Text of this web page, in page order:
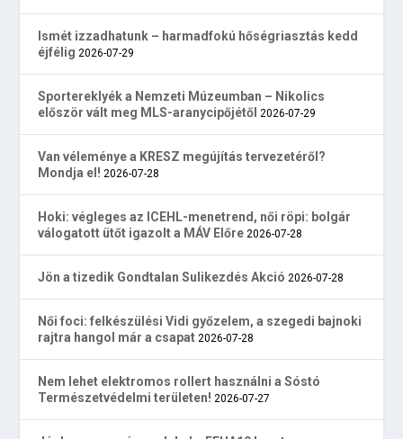
Ismét izzadhatunk – harmadfokú hőségriasztás kedd
éjfélig 2026-07-29
Sportereklyék a Nemzeti Múzeumban – Nikolics
először vált meg MLS-aranycipőjétől 2026-07-29
Van véleménye a KRESZ megújítás tervezetéről?
Mondja el! 2026-07-28
Hoki: végleges az ICEHL-menetrend, női röpi: bolgár
válogatott ütőt igazolt a MÁV Előre 2026-07-28
Jön a tizedik Gondtalan Sulikezdés Akció 2026-07-28
Női foci: felkészülési Vidi győzelem, a szegedi bajnoki
rajtra hangol már a csapat 2026-07-28
Nem lehet elektromos rollert használni a Sóstó
Természetvédelmi területen! 2026-07-27